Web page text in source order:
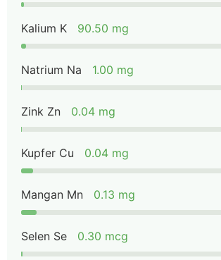
Kalium K 90.50 mg
Natrium Na 1.00 mg
Zink Zn 0.04 mg
Kupfer Cu 0.04 mg
Mangan Mn 0.13 mg
Selen Se 0.30 mcg